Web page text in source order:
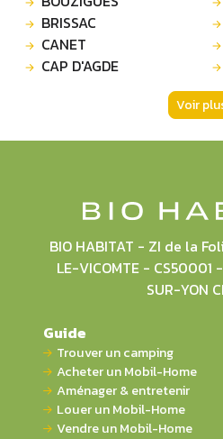
BRISSAC
CANET
CAP D'AGDE
Voir
BIO HABITAT - ZI de la
LE-VICOMTE - CS50001
SUR-YON
Guide
Trouver un camping
Acheter un Mobil-Home
Aménager & entretenir
Louer un Mobil-Home
Vendre un Mobil-Home